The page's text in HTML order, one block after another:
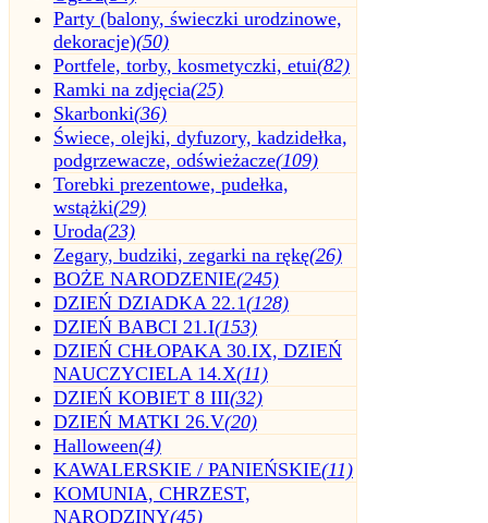
Party (balony, świeczki urodzinowe,
dekoracje)(50)
Portfele, torby, kosmetyczki, etui(82)
Ramki na zdjęcia(25)
Skarbonki(36)
Świece, olejki, dyfuzory, kadzidełka,
podgrzewacze, odświeżacze(109)
Torebki prezentowe, pudełka,
wstążki(29)
Uroda(23)
Zegary, budziki, zegarki na rękę(26)
BOŻE NARODZENIE(245)
DZIEŃ DZIADKA 22.1(128)
DZIEŃ BABCI 21.I(153)
DZIEŃ CHŁOPAKA 30.IX, DZIEŃ
NAUCZYCIELA 14.X(11)
DZIEŃ KOBIET 8 III(32)
DZIEŃ MATKI 26.V(20)
Halloween(4)
KAWALERSKIE / PANIEŃSKIE(11)
KOMUNIA, CHRZEST,
NARODZINY(45)